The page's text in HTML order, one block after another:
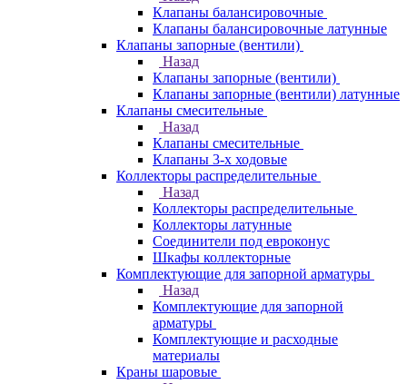
Клапаны балансировочные
Клапаны балансировочные латунные
Клапаны запорные (вентили)
Назад
Клапаны запорные (вентили)
Клапаны запорные (вентили) латунные
Клапаны смесительные
Назад
Клапаны смесительные
Клапаны 3-х ходовые
Коллекторы распределительные
Назад
Коллекторы распределительные
Коллекторы латунные
Соединители под евроконус
Шкафы коллекторные
Комплектующие для запорной арматуры
Назад
Комплектующие для запорной
арматуры
Комплектующие и расходные
материалы
Краны шаровые